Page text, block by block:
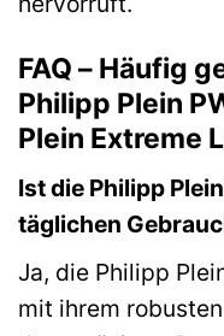
FAQ – Häufig
Philipp Plein
Plein Extreme
Ist die Philipp
täglichen
Ja, die Philipp
mit ihrem